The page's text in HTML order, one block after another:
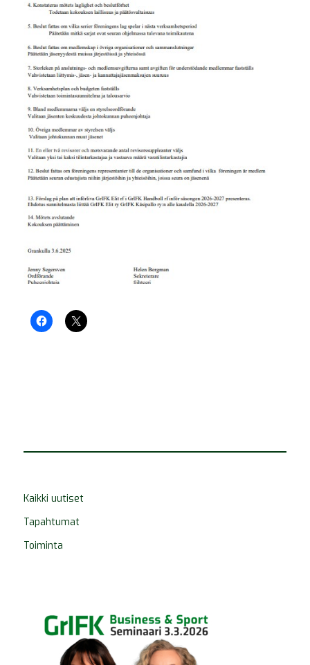
Kaikki uutiset
Tapahtumat
Toiminta